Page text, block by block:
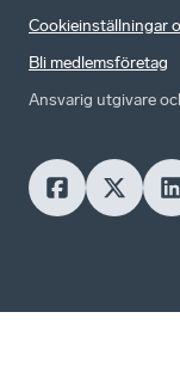
Cookieinställningar
Bli medlemsföretag
Ansvarig utgivare